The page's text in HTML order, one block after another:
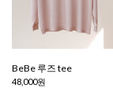
BeBe 루즈 tee
48,000원